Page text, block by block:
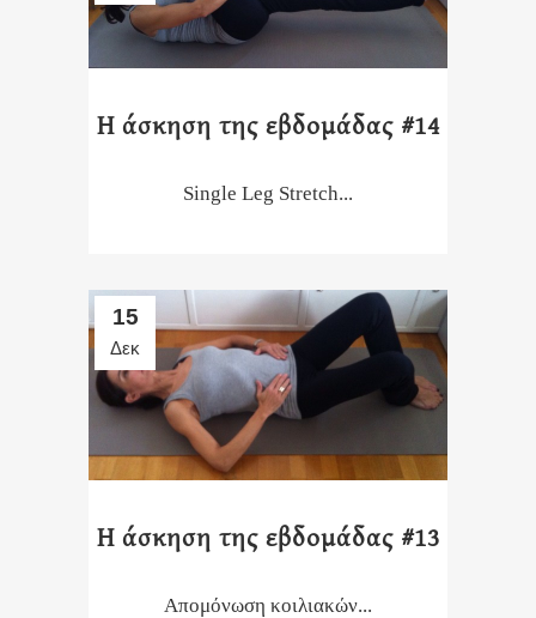
Η άσκηση της εβδομάδας #14
Single Leg Stretch...
15
Δεκ
Η άσκηση της εβδομάδας #13
Απομόνωση κοιλιακών...